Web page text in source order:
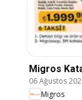
Migros
06 Ağustos
Migros